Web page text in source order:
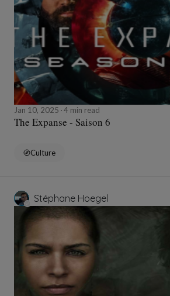
Jan 10, 2025 4 min read
The Expanse - Saison 6
Culture
Stéphane Hoegel